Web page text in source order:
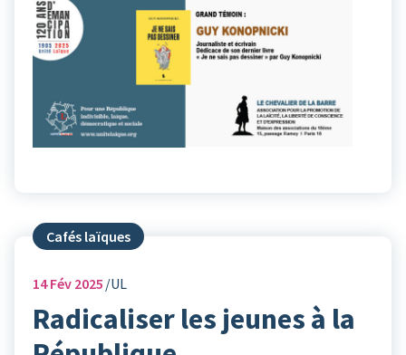
Cafés laïques
14Fév 2025 UL
Radicaliser les jeunes à la